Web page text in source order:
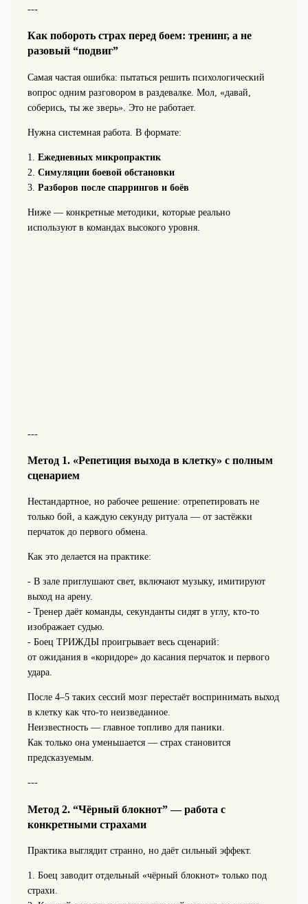
---
Как побороть страх перед боем: тренинг, а не
разовый “подвиг”
Самая частая ошибка: пытаться решить психологический
вопрос одним разговором в раздевалке. Мол, «давай,
соберись, ты же зверь». Это не работает.
Нужна системная работа. В формате:
1. Ежедневных микропрактик
2. Симуляции боевой обстановки
3. Разборов после спаррингов и боёв
Ниже — конкретные методики, которые реально
используют в командах высокого уровня.
---
Метод 1. «Репетиция выхода в клетку» с полным
сценарием
Нестандартное, но рабочее решение: отрепетировать не
только бой, а каждую секунду ритуала — от застёжки
перчаток до первого обмена.
Как это делается на практике:
- В зале приглушают свет, включают музыку, имитируют
выход на арену.
- Тренер даёт команды, секунданты сидят в углу, кто-то
изображает судью.
- Боец ТРИЖДЫ проигрывает весь сценарий:
от ожидания в «коридоре» до касания перчаток и первого
удара.
После 4–5 таких сессий мозг перестаёт воспринимать выход
в клетку как что-то неизведанное.
Неизвестность — главное топливо для паники.
Как только она уменьшается — страх становится
предсказуемым.
---
Метод 2. “Чёрный блокнот” — работа с
конкретными страхами
Практика выглядит странно, но даёт сильный эффект.
1. Боец заводит отдельный «чёрный блокнот» только под
страхи.